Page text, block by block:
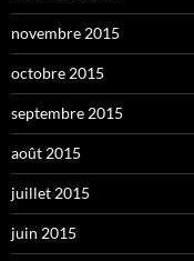
novembre 2015
octobre 2015
septembre 2015
août 2015
juillet 2015
juin 2015